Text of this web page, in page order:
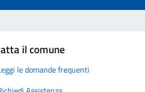
il comune
le domande frequenti